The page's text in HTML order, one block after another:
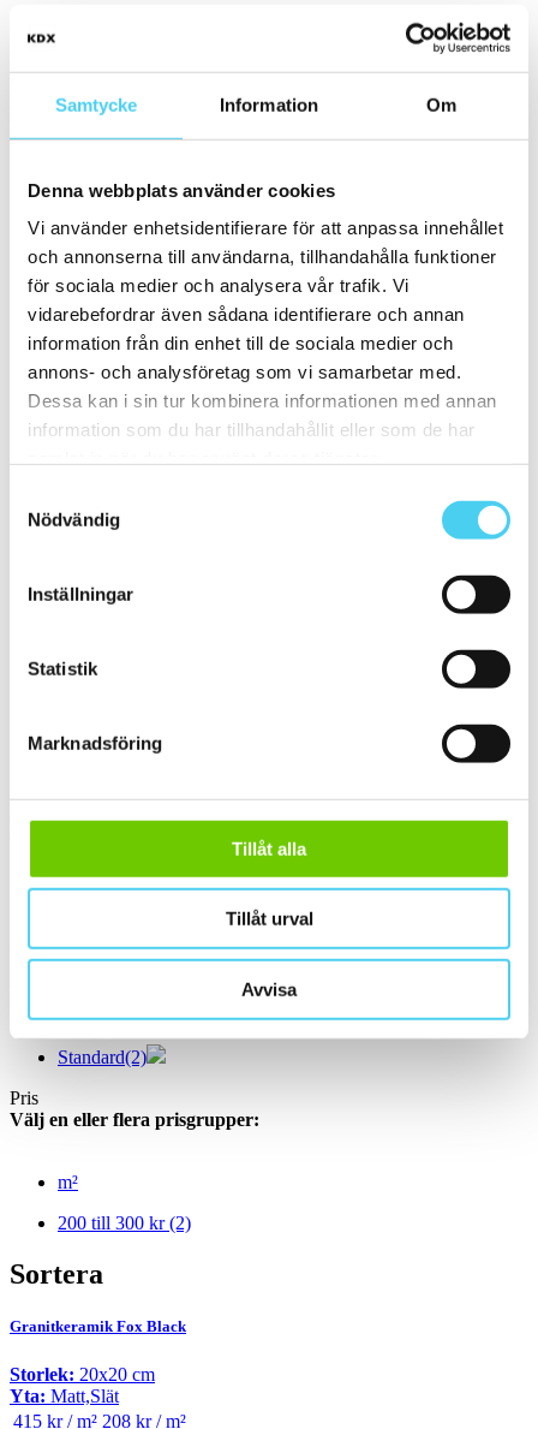
Samtycke Information Om
Denna webbplats använder cookies
Vi använder enhetsidentifierare för att anpassa innehållet
och annonserna till användarna, tillhandahålla funktioner
för sociala medier och analysera vår trafik. Vi
vidarebefordrar även sådana identifierare och annan
information från din enhet till de sociala medier och
annons- och analysföretag som vi samarbetar med.
Dessa kan i sin tur kombinera informationen med annan
information som du har tillhandahållit eller som de har
Nödvändig
Inställningar
Statistik
Marknadsföring
Tillåt alla
Tillåt urval
Avvisa
Storlek
Filtrera efter storlek:
Små (5 - 20 cm) (28)
ca 10x(13)
10x10 cm(12)
ca 10x60 cm(1)
10x60 cm(1)
ca 15x15 cm(12)
15x15 cm(12)
ca 15x60 cm(1)
ca 20x(2)
ca 30x
Yta
Välj önskad kant på plattan:
Standard(2)
Pris
Välj en eller flera prisgrupper:
m²
200 till 300 kr(2)
Sortera
Granitkeramik Fox Black
Storlek: 20x20 cm
Yta: Matt,Slät
415 kr / m² 208 kr / m²